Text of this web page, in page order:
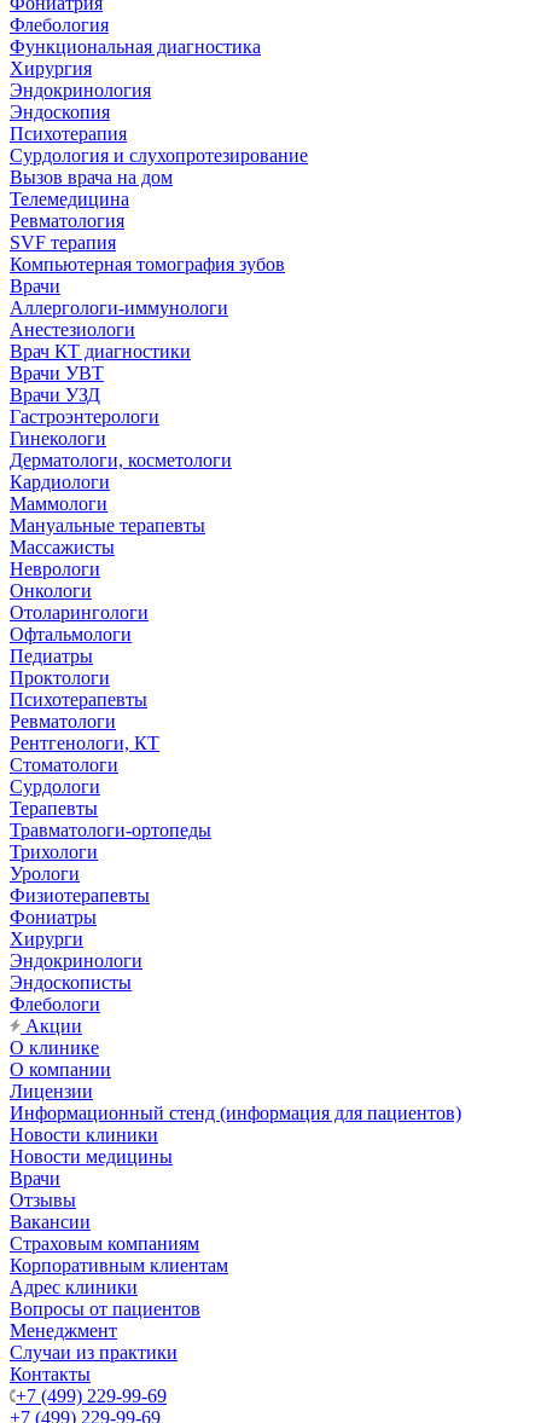
Флебология
Функциональная диагностика
Хирургия
Эндокринология
Эндоскопия
Психотерапия
Сурдология и слухопротезирование
Вызов врача на дом
Телемедицина
Ревматология
SVF терапия
Компьютерная томография зубов
Врачи
Аллергологи-иммунологи
Анестезиологи
Врач КТ диагностики
Врачи УВТ
Врачи УЗД
Гастроэнтерологи
Гинекологи
Дерматологи, косметологи
Кардиологи
Маммологи
Мануальные терапевты
Массажисты
Неврологи
Онкологи
Отоларингологи
Офтальмологи
Педиатры
Проктологи
Психотерапевты
Ревматологи
Рентгенологи, КТ
Стоматологи
Сурдологи
Терапевты
Травматологи-ортопеды
Трихологи
Урологи
Физиотерапевты
Фониатры
Хирурги
Эндокринологи
Эндоскописты
Флебологи
Акции
О клинике
О компании
Лицензии
Информационный стенд (информация для пациентов)
Новости клиники
Новости медицины
Врачи
Отзывы
Вакансии
Страховым компаниям
Корпоративным клиентам
Адрес клиники
Вопросы от пациентов
Менеджмент
Случаи из практики
Контакты
+7 (499) 229-99-69
+7 (499) 229-99-69